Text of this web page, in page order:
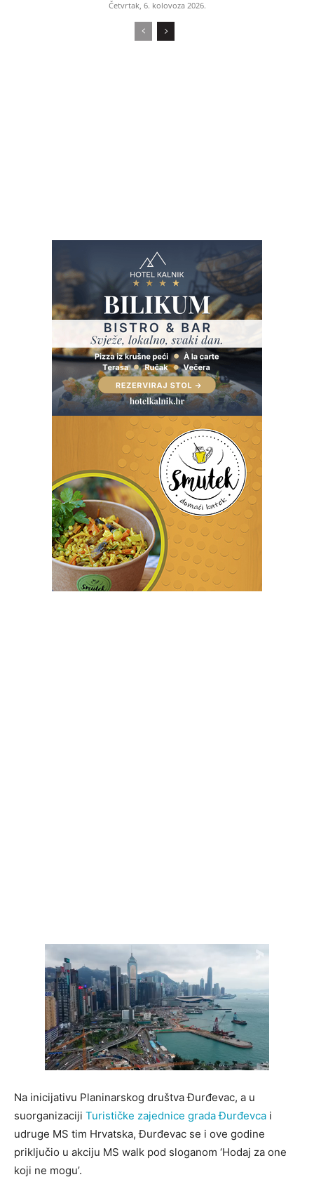
Četvrtak, 6. kolovoza 2026.
Na inicijativu Planinarskog društva Đurđevac, a u
suorganizaciji Turističke zajednice grada Đurđevca i
udruge MS tim Hrvatska, Đurđevac se i ove godine
priključio u akciju MS walk pod sloganom ‘Hodaj za one
koji ne mogu’.